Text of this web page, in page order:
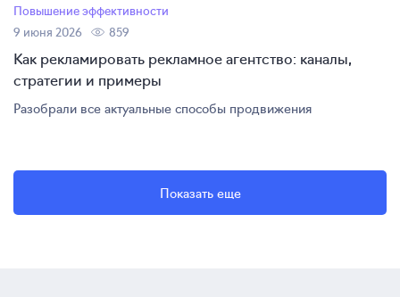
Повышение эффективности
9 июня 2026
859
Как рекламировать рекламное агентство: каналы,
стратегии и примеры
Разобрали все актуальные способы продвижения
Показать еще